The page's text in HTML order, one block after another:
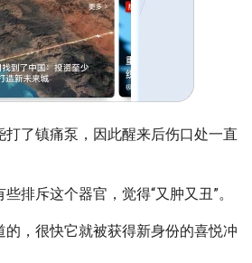
了镇痛泵，因此醒来后伤口处一直
排斥这个器官，觉得“又肿又丑”。
，很快它就被获得新身份的喜悦冲